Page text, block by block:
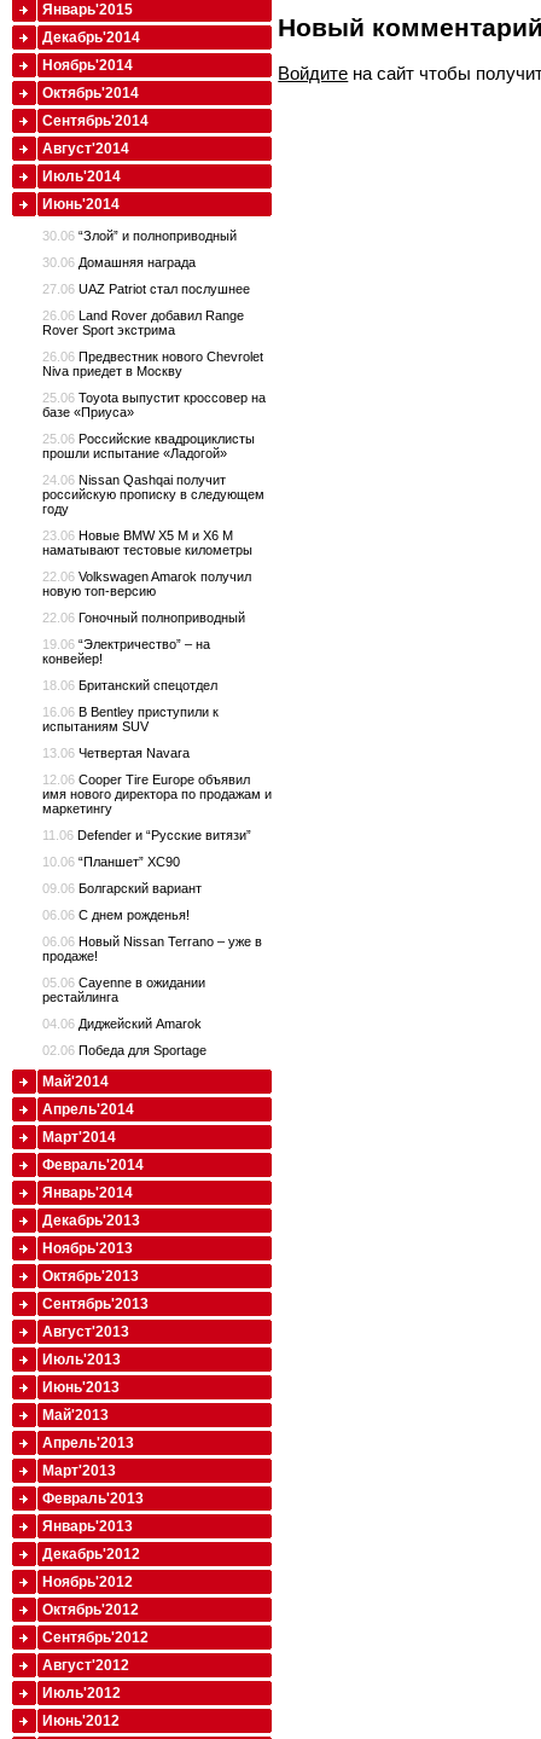
Новый
Войдите на сайт чтобы
Январь'2015
Декабрь'2014
Ноябрь'2014
Октябрь'2014
Сентябрь'2014
Август'2014
Июль'2014
Июнь'2014
30.06 “Злой” и полноприводный
30.06 Домашняя награда
27.06 UAZ Patriot стал послушнее
26.06 Land Rover добавил Range
Rover Sport экстрима
26.06 Предвестник нового Chevrolet
Niva приедет в Москву
25.06 Toyota выпустит кроссовер на
базе «Приуса»
25.06 Российские квадроциклисты
прошли испытание «Ладогой»
24.06 Nissan Qashqai получит
российскую прописку в следующем
году
23.06 Новые BMW X5 M и X6 M
наматывают тестовые километры
22.06 Volkswagen Amarok получил
новую топ-версию
22.06 Гоночный полноприводный
19.06 “Электричество” – на
конвейер!
18.06 Британский спецотдел
16.06 В Bentley приступили к
испытаниям SUV
13.06 Четвертая Navara
12.06 Cooper Tire Europe объявил
имя нового директора по продажам и
маркетингу
11.06 Defender и “Русские витязи”
10.06 “Планшет” XC90
09.06 Болгарский вариант
06.06 С днем рожденья!
06.06 Новый Nissan Terrano – уже в
продаже!
05.06 Cayenne в ожидании
рестайлинга
04.06 Диджейский Amarok
02.06 Победа для Sportage
Май'2014
Апрель'2014
Март'2014
Февраль'2014
Январь'2014
Декабрь'2013
Ноябрь'2013
Октябрь'2013
Сентябрь'2013
Август'2013
Июль'2013
Июнь'2013
Май'2013
Апрель'2013
Март'2013
Февраль'2013
Январь'2013
Декабрь'2012
Ноябрь'2012
Октябрь'2012
Сентябрь'2012
Август'2012
Июль'2012
Июнь'2012